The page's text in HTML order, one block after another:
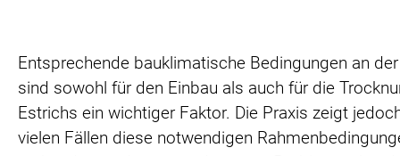
Entsprechende bauklimatische Bedingungen an
sind sowohl für den Einbau als auch für die
Estrichs ein wichtiger Faktor. Die Praxis zeigt
vielen Fällen diese notwendigen